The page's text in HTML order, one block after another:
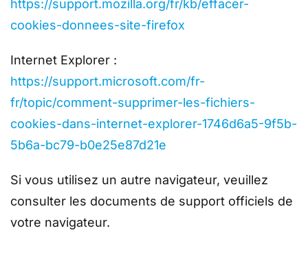
https://support.mozilla.org/fr/kb/effacer-
cookies-donnees-site-firefox
Internet Explorer :
https://support.microsoft.com/fr-
fr/topic/comment-supprimer-les-fichiers-
cookies-dans-internet-explorer-1746d6a5-9f5b-
5b6a-bc79-b0e25e87d21e
Si vous utilisez un autre navigateur, veuillez
consulter les documents de support officiels de
votre navigateur.